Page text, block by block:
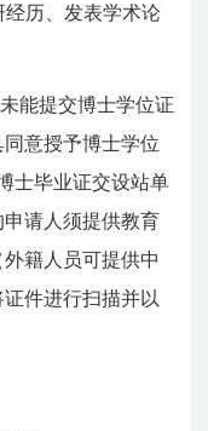
经历、发表学术论
能提交博士学位证
意授予博士学位
士毕业证交设站单
请人须提供教育
籍人员可提供中
件进行扫描并以